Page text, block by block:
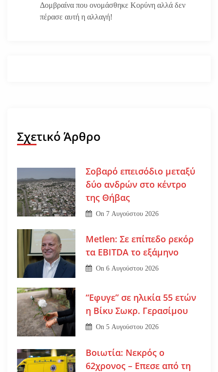
Δομβραίνα που ονομάσθηκε Κορύνη αλλά δεν
πέρασε αυτή η αλλαγή!
Σχετικό Άρθρο
Σοβαρό επεισόδιο μεταξύ
δύο ανδρών στο κέντρο
της Θήβας
On 7 Αυγούστου 2026
Metlen: Σε επίπεδο ρεκόρ
τα EBITDA το εξάμηνο
On6 Αυγούστου 2026
“Εφυγε” σε ηλικία 55 ετών
η Βίκυ Σωκρ. Γερασίμου
On5 Αυγούστου 2026
Βοιωτία: Νεκρός ο
62χρονος – Επεσε από τη